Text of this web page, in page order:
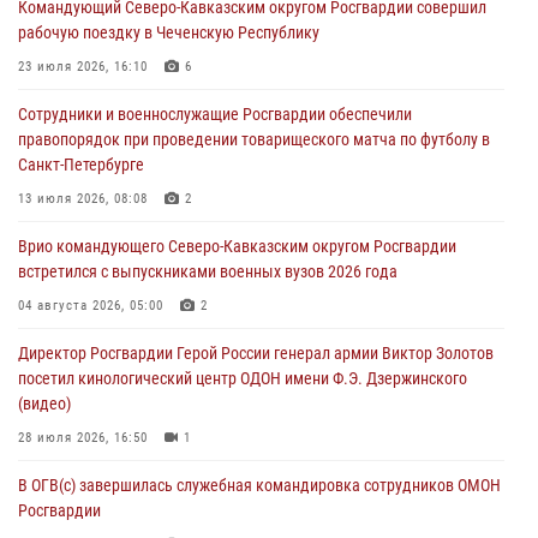
Росгвардейцы задержали мужчину, открывшего стрельбу в
Подмосковье (видео)
Росгвардейцы провели выставку вооружения для участников сбора
«Гвардеец» в Пензе (видео)
06 августа 2026, 12:00
В Курске росгвардейцы приняли участие в митинге, посвященном
второй годовщине вторжения ВСУ на территорию области
06 августа 2026, 11:56 4
В Санкт-Петербурге наряд Росгвардии задержал правонарушителя,
угрожавшего подростку травматическим пистолетом
06 августа 2026, 11:33
Командующий Северо-Кавказским округом Росгвардии совершил
рабочую поездку в Чеченскую Республику
23 июля 2026, 16:10 6
Сотрудники и военнослужащие Росгвардии обеспечили
правопорядок при проведении товарищеского матча по футболу в
Санкт-Петербурге
13 июля 2026, 08:08 2
Врио командующего Северо-Кавказским округом Росгвардии
встретился с выпускниками военных вузов 2026 года
04 августа 2026, 05:00 2
Директор Росгвардии Герой России генерал армии Виктор Золотов
посетил кинологический центр ОДОН имени Ф.Э. Дзержинского
(видео)
28 июля 2026, 16:50 1
В ОГВ(с) завершилась служебная командировка сотрудников ОМОН
Росгвардии